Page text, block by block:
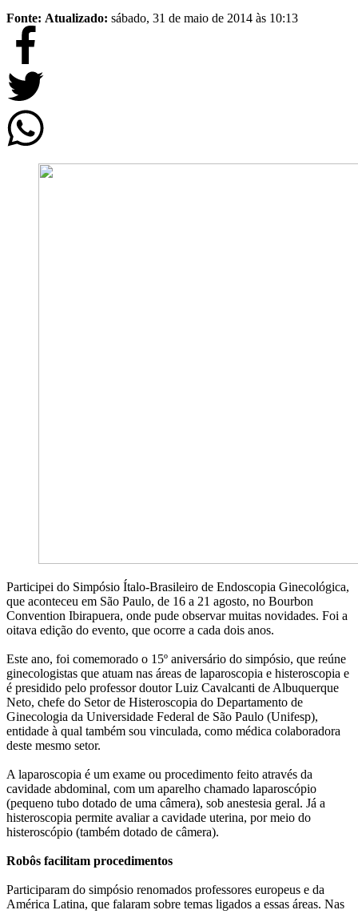
Fonte: Atualizado: sábado, 31 de maio de 2014 às 10:13
Participei do Simpósio Ítalo-Brasileiro de Endoscopia Ginecológica,
que aconteceu em São Paulo, de 16 a 21 agosto, no Bourbon
Convention Ibirapuera, onde pude observar muitas novidades. Foi a
oitava edição do evento, que ocorre a cada dois anos.
Este ano, foi comemorado o 15º aniversário do simpósio, que reúne
ginecologistas que atuam nas áreas de laparoscopia e histeroscopia e
é presidido pelo professor doutor Luiz Cavalcanti de Albuquerque
Neto, chefe do Setor de Histeroscopia do Departamento de
Ginecologia da Universidade Federal de São Paulo (Unifesp),
entidade à qual também sou vinculada, como médica colaboradora
deste mesmo setor.
A laparoscopia é um exame ou procedimento feito através da
cavidade abdominal, com um aparelho chamado laparoscópio
(pequeno tubo dotado de uma câmera), sob anestesia geral. Já a
histeroscopia permite avaliar a cavidade uterina, por meio do
histeroscópio (também dotado de câmera).
Robôs facilitam procedimentos
Participaram do simpósio renomados professores europeus e da
América Latina, que falaram sobre temas ligados a essas áreas. Nas